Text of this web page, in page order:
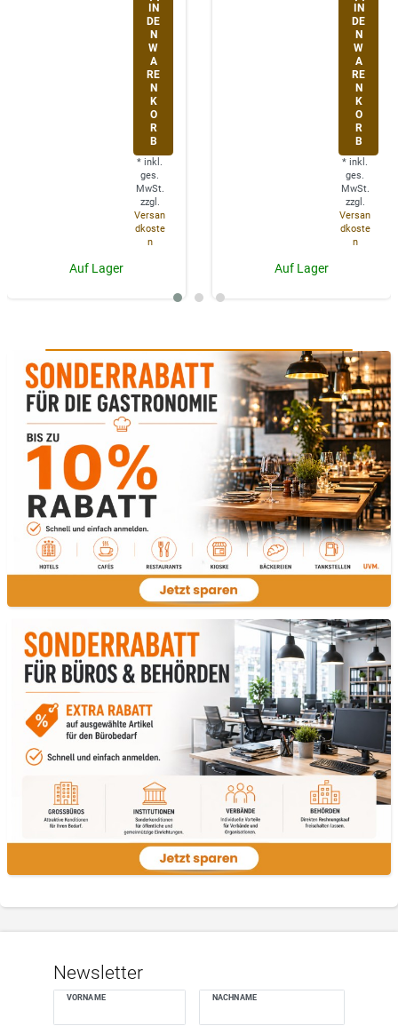
IN
DE
N
W
A
RE
N
K
O
R
B
* inkl.
ges.
MwSt.
zzgl.
Versan
dkoste
n
Auf Lager
IN
DE
N
W
A
RE
N
K
O
R
B
* inkl.
ges.
MwSt.
zzgl.
Versan
dkoste
n
Auf Lager
Newsletter
VORNAME NACHNAME